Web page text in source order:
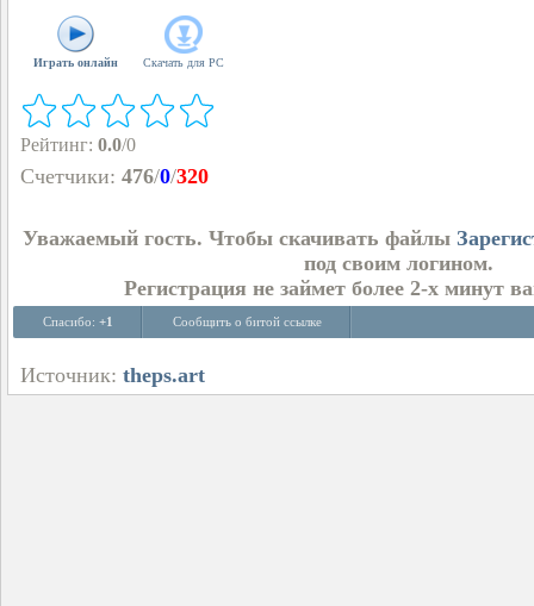
Играть онлайн Скачать для PC
Рейтинг: 0.0/0
Счетчики: 476/0/320
Уважаемый гость. Чтобы скачивать файлы
под своим логином.
Регистрация не займет более 2-х минут
Спасибо: +1 Сообщить о битой ссылке
Источник: theps.art